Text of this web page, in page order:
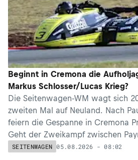
Beginnt in Cremona die
Markus Schlosser/Lucas Krieg?
Die Seitenwagen-WM wagt sich
zweiten Mal auf Neuland. Nach
feiern die Gespanne in Cremona
Geht der Zweikampf zwischen
Päivärinta auf unbekanntem
SEITENWAGEN 05.08.2026 - 08:02